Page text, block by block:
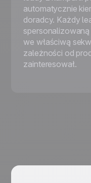
automatycznie
doradcy. Każdy
we właściwą
zależności od
zainteresował.